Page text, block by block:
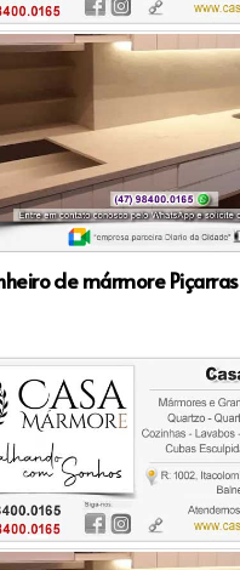
de mármore Piçarras